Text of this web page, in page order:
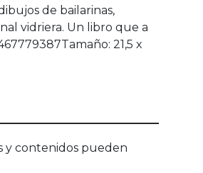
de bailarinas,
vidriera. Un libro que a
21,5 x
y contenidos pueden